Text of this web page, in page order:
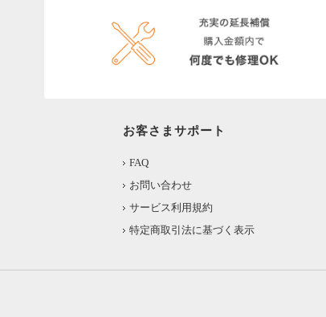
お客さまサポート
FAQ
お問い合わせ
サービス利用規約
特定商取引法に基づく表示